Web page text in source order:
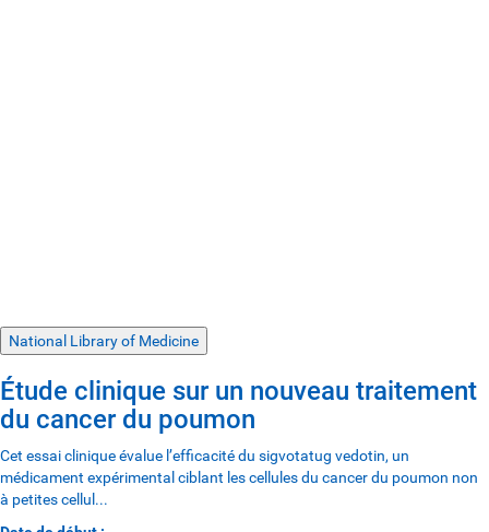
National Library of Medicine
Étude clinique sur un nouveau traitement
du cancer du poumon
Cet essai clinique évalue l’efficacité du sigvotatug vedotin, un
médicament expérimental ciblant les cellules du cancer du poumon non
à petites cellul...